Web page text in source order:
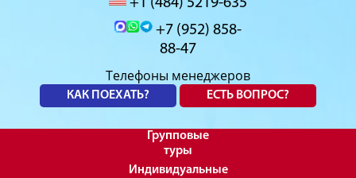
+1 (484) 5219-635
+7 (952) 858-
88-47
Телефоны менеджеров
КАК ПОЕХАТЬ? ЕСТЬ ВОПРОС?
Групповые
туры
Индивидуальные